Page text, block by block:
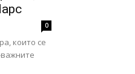
0
които се